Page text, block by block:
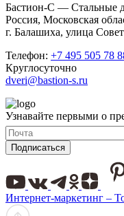
Бастион-С — Стальные
Россия, Московская
г. Балашиха, улица
Телефон: +7 495 505 78
Круглосуточно
dveri@bastion-s.ru
Узнавайте первыми о
Подписаться
Интернет-маркетинг –